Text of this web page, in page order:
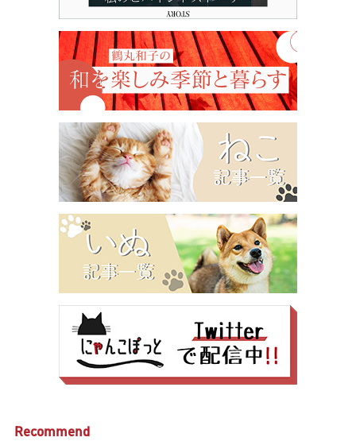
Recommend